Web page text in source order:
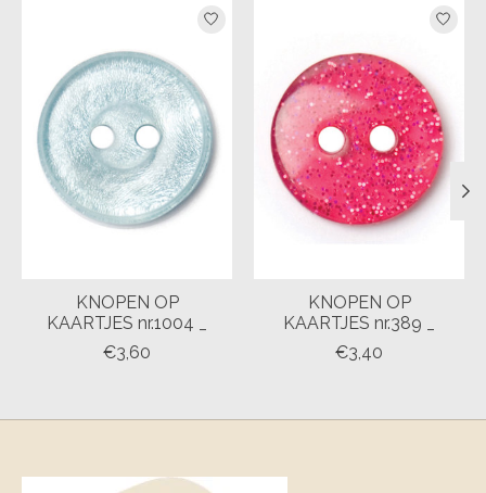
Items van productcarrousel
KNOPEN OP
KAARTJES nr.1004 _
€3,60
KNOPEN OP
KAARTJES nr.389 _
€3,40